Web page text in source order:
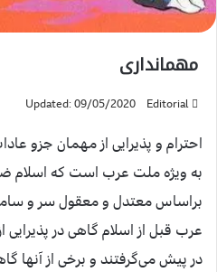
مهمانداری
Editorial
Updated: 09/05/2020
احترام و پذیرایی از مهمان جزو
به ویژه ملت عرب است که اسلام
براساس معتدل و معقول سر و
عرب قبل از اسلام گاهی در پذیرایی
در پیش می‌گرفتند و برخی از آنها